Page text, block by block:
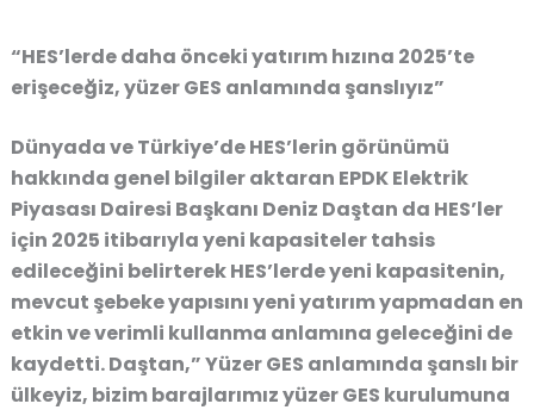
“HES’lerde daha önceki yatırım hızına 2025’te
erişeceğiz, yüzer GES anlamında şanslıyız”
Dünyada ve Türkiye’de HES’lerin görünümü
hakkında genel bilgiler aktaran EPDK Elektrik
Piyasası Dairesi Başkanı Deniz Daştan da HES’ler
için 2025 itibarıyla yeni kapasiteler tahsis
edileceğini belirterek HES’lerde yeni kapasitenin,
mevcut şebeke yapısını yeni yatırım yapmadan en
etkin ve verimli kullanma anlamına geleceğini de
kaydetti. Daştan,” Yüzer GES anlamında şanslı bir
ülkeyiz, bizim barajlarımız yüzer GES kurulumuna